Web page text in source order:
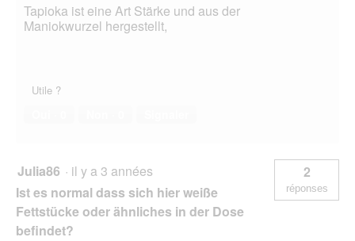
Tapioka ist eine Art Stärke und aus der
Maniokwurzel hergestellt,
Utile ?
Julia86 · il y a 3 années
Ist es normal dass sich hier weiße
Fettstücke oder ähnliches in der Dose
befindet?
2
réponses